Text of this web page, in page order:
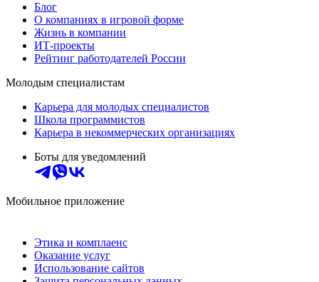
Блог
О компаниях в игровой форме
Жизнь в компании
ИТ-проекты
Рейтинг работодателей России
Молодым специалистам
Карьера для молодых специалистов
Школа программистов
Карьера в некоммерческих организациях
Боты для уведомлений
Мобильное приложение
Этика и комплаенс
Оказание услуг
Использование сайтов